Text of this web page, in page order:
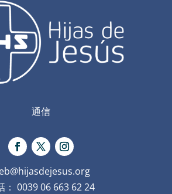
通信
： 0039 06 663 62 24